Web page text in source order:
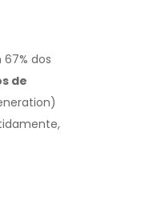
dos
de